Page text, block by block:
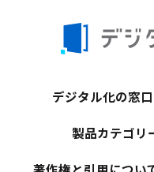
デジタル化の窓
製品カテゴリ